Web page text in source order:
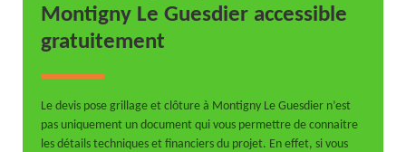
Montigny Le Guesdier accessible
gratuitement
Le devis pose grillage et clôture à Montigny Le Guesdier n’est
pas uniquement un document qui vous permettre de connaitre
les détails techniques et financiers du projet. En effet, si vous